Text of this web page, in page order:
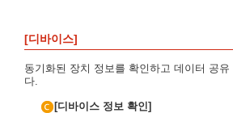
[디바이스]
동기화된 장치 정보를 확인하고 데이터 공
다.
[디바이스 정보 확인]